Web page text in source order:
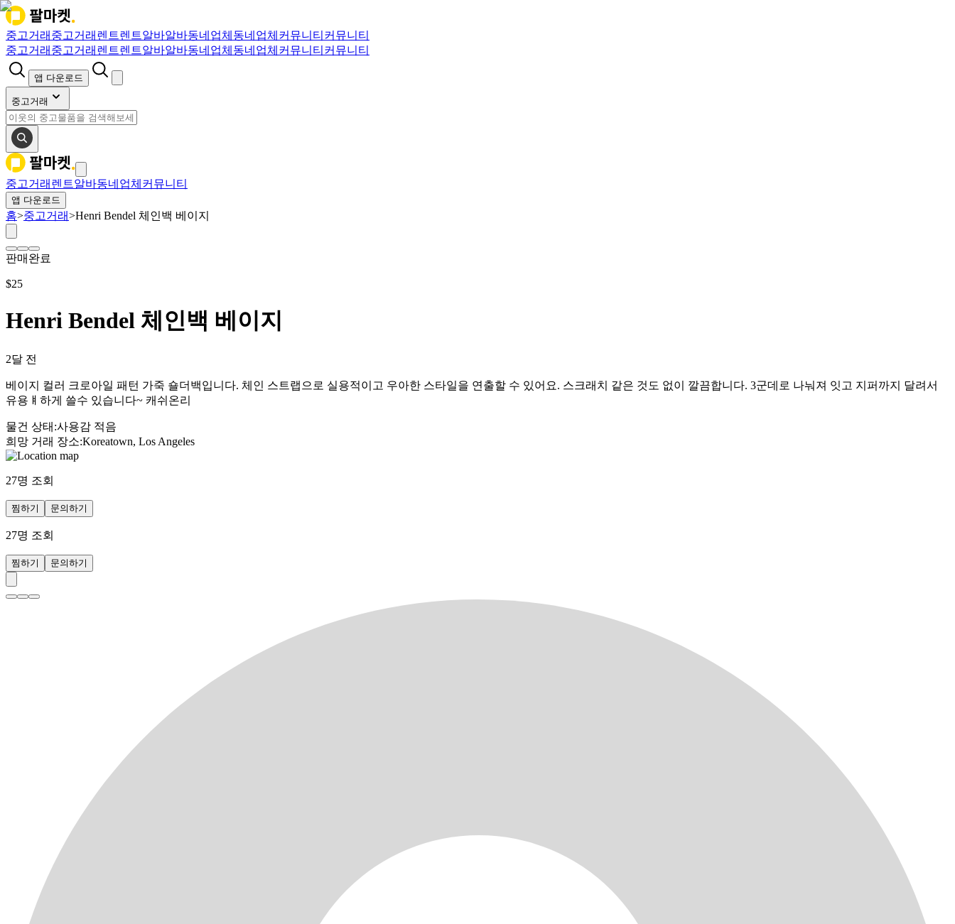
중고거래 중고거래 렌트렌트알바알바동네업체 동네업체 커뮤니티 커뮤니티
중고거래 중고거래 렌트렌트알바알바동네업체 동네업체 커뮤니티 커뮤니티
앱 다운로드
중고거래
중고거래 렌트알바동네업체 커뮤니티
앱 다운로드
홈>중고거래>Henri Bendel 체인백 베이지
판매완료
$25
Henri Bendel 체인백 베이지
2달 전
베이지 컬러 크로아일 패턴 가죽 숄더백입니다. 체인 스트랩으로 실용적이고 우아한 스타일을 연출할 수 있어요. 스크래치 같은 것도 없이 깔끔합니다. 3군데로 나눠져 잇고 지퍼까지 달려서
유용ㅒ하게 쓸수 있습니다~ 캐쉬온리
물건 상태 :사용감 적음
희망 거래 장소:Koreatown, Los Angeles
27명 조회
찜하기 문의하기
27명 조회
찜하기 문의하기